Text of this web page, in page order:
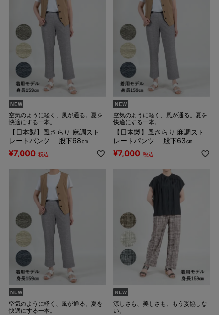
空気のように軽く、風が通る。夏を
快適にする一本。
【日本製】風さらり 麻調スト
レートパンツ 股下68㎝
¥7,000 税込
空気のように軽く、風が通る。夏を
快適にする一本。
【日本製】風さらり 麻調スト
レートパンツ 股下63㎝
¥7,000 税込
空気のように軽く、風が通る。夏を
快適にする一本。
涼しさも、美しさも、もう妥協しな
い。